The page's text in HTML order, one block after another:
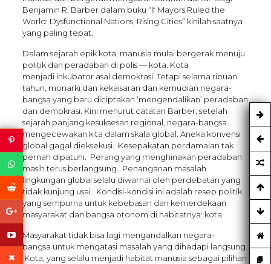
Benjamin R. Barber dalam buku “If Mayors Ruled the
World: Dysfunctional Nations, Rising Cities” kinilah saatnya
yang paling tepat.
Dalam sejarah epik kota, ​​manusia mulai bergerak menuju
politik dan peradaban di polis — kota. Kota
menjadi inkubator asal demokrasi. Tetapi selama ribuan
tahun, monarki dan kekaisaran dan kemudian negara-
bangsa yang baru diciptakan ‘mengendalikan’ peradaban
dan demokrasi. Kini menurut catatan Barber, setelah
sejarah panjang kesuksesan regional, negara-bangsa
mengecewakan kita dalam skala global. Aneka konvensi
global gagal dieksekusi. Kesepakatan perdamaian tak
pernah dipatuhi. Perang yang menghinakan peradaban
masih terus berlangsung. Penanganan masalah
lingkungan global selalu diwarnai oleh perdebatan yang
tidak kunjung usai. Kondisi-kondisi ini adalah resep politik
yang sempurna untuk kebebasan dan kemerdekaan
masyarakat dan bangsa otonom di habitatnya: kota.
Masyarakat tidak bisa lagi mengandalkan negara-
bangsa untuk mengatasi masalah yang dihadapi langsung.
Kota, yang selalu menjadi habitat manusia sebagai pilihan